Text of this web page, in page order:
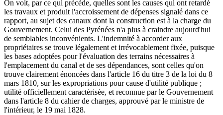
On voit, par ce qui précède, quelles sont les causes qui ont retardé
les travaux et produit l'accroissement de dépenses signalé dans ce
rapport, au sujet des canaux dont la construction est à la charge du
Gouvernement. Celui des Pyrénées n'a plus à craindre aujourd'hui
de semblables inconvénients. L'indemnité à accorder aux
propriétaires se trouve légalement et irrévocablement fixée, puisque
les bases adoptées pour l'évaluation des terrains nécessaires à
l'emplacement du canal et de ses dépendances, sont celles qu'on
trouve clairement énoncées dans l'article 16 du titre 3 de la loi du 8
mars 1810, sur les expropriations pour cause d'utilité publique ;
utilité officiellement caractérisée, et reconnue par le Gouvernement
dans l'article 8 du cahier de charges, approuvé par le ministre de
l'intérieur, le 19 mai 1828.